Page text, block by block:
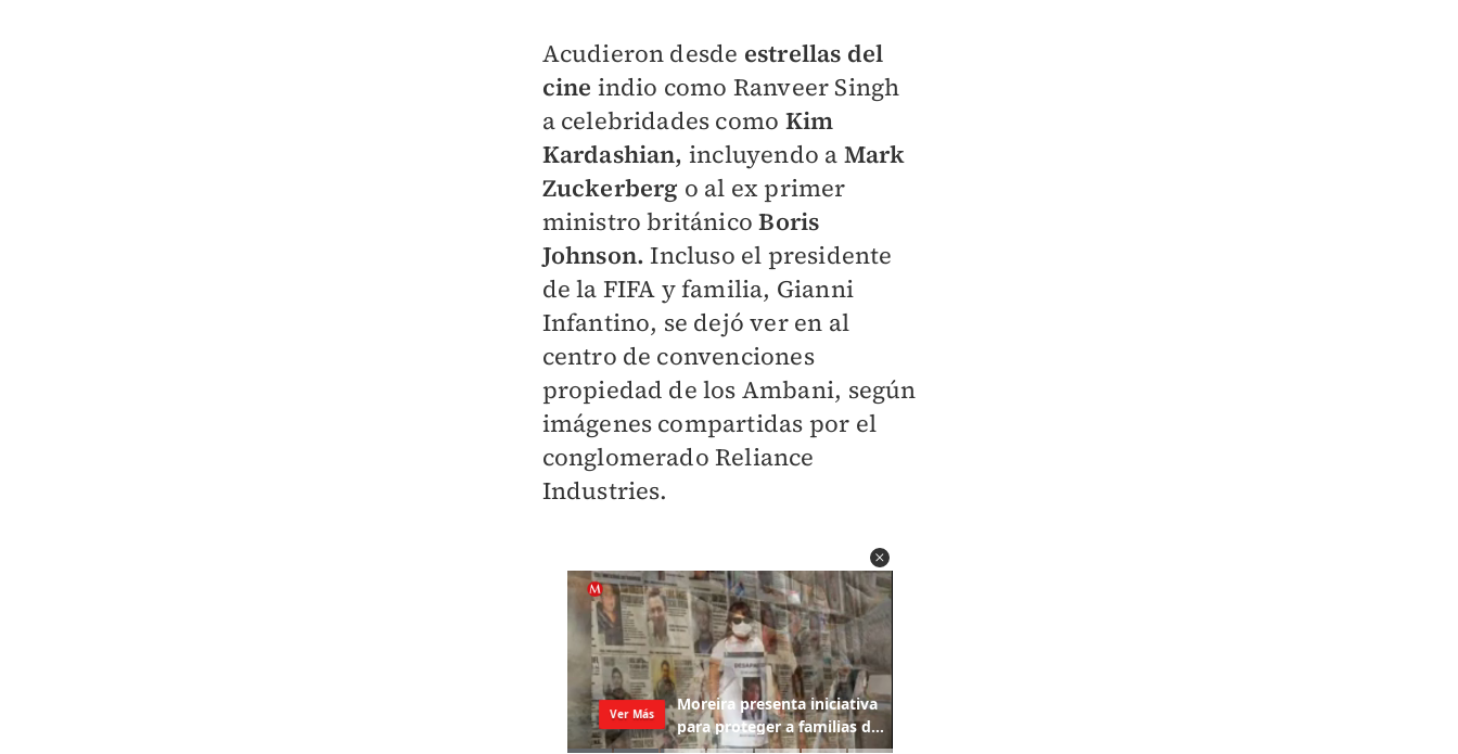
Acudieron desde estrellas del
cine indio como Ranveer Singh
a celebridades como Kim
Kardashian, incluyendo a Mark
Zuckerberg o al ex primer
ministro británicoBoris
Johnson. Incluso el presidente
de la FIFA y familia, Gianni
Infantino, se dejó ver en al
centro de convenciones
propiedad de los Ambani, según
imágenes compartidas por el
conglomerado Reliance
Industries.